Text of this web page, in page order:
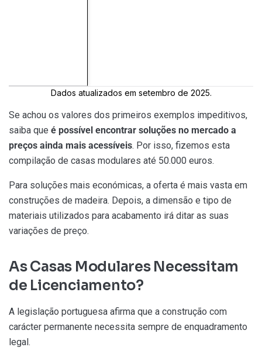
Dados atualizados em setembro de 2025.
Se achou os valores dos primeiros exemplos impeditivos,
saiba que é possível encontrar soluções no mercado a
preços ainda mais acessíveis. Por isso, fizemos esta
compilação de casas modulares até 50.000 euros.
Para soluções mais económicas, a oferta é mais vasta em
construções de madeira. Depois, a dimensão e tipo de
materiais utilizados para acabamento irá ditar as suas
variações de preço.
As Casas Modulares Necessitam
de Licenciamento?
A legislação portuguesa afirma que a construção com
carácter permanente necessita sempre de enquadramento
legal.